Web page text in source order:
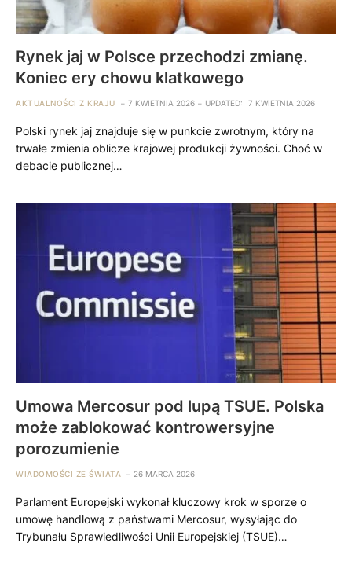
Rynek jaj w Polsce przechodzi zmianę.
Koniec ery chowu klatkowego
AKTUALNOŚCI Z KRAJU 7 KWIETNIA 2026 UPDATED: 7 KWIETNIA 2026
Polski rynek jaj znajduje się w punkcie zwrotnym, który na
trwałe zmienia oblicze krajowej produkcji żywności. Choć w
debacie publicznej…
Umowa Mercosur pod lupą TSUE. Polska
może zablokować kontrowersyjne
porozumienie
WIADOMOŚCI ZE ŚWIATA 26 MARCA 2026
Parlament Europejski wykonał kluczowy krok w sporze o
umowę handlową z państwami Mercosur, wysyłając do
Trybunału Sprawiedliwości Unii Europejskiej (TSUE)…